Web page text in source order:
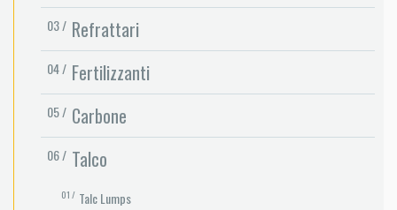
Refrattari
Fertilizzanti
Carbone
Talco
Talc Lumps